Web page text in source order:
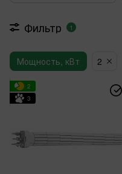
Фильтр 1
Мощность, кВт 2
2
3